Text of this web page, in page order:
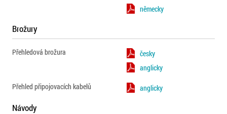
německy
Brožury
Přehledová brožura
česky
anglicky
Přehled připojovacích kabelů
anglicky
Návody